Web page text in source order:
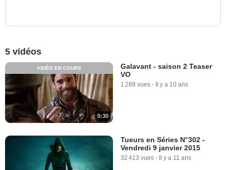
5 vidéos
0:30
VIDÉO EN COURS
Galavant - saison 2 Teaser
VO
1 288 vues - Il y a 10 ans
Tueurs en Séries N°302 -
Vendredi 9 janvier 2015
32 413 vues - Il y a 11 ans